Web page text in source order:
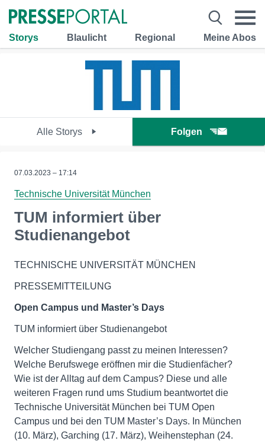
Storys Blaulicht Regional Meine Abos
Alle Storys Folgen
07.03.2023 – 17:14
Technische Universität München
TUM informiert über
Studienangebot
TECHNISCHE UNIVERSITÄT MÜNCHEN
PRESSEMITTEILUNG
Open Campus und Master’s Days
TUM informiert über Studienangebot
Welcher Studiengang passt zu meinen Interessen?
Welche Berufswege eröffnen mir die Studienfächer?
Wie ist der Alltag auf dem Campus? Diese und alle
weiteren Fragen rund ums Studium beantwortet die
Technische Universität München bei TUM Open
Campus und bei den TUM Master’s Days. In München
(10. März), Garching (17. März), Weihenstephan (24.